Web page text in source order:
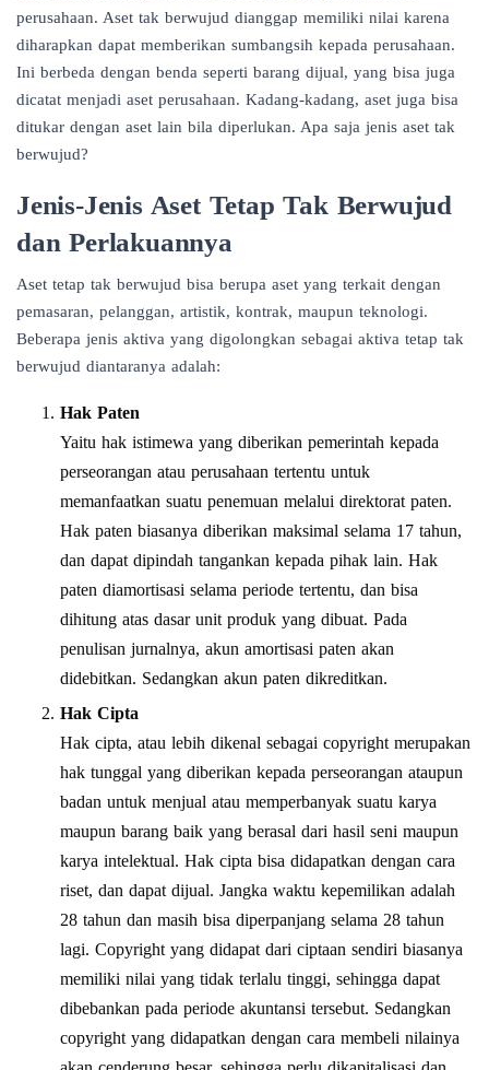
perusahaan. Aset tak berwujud dianggap memiliki nilai karena
diharapkan dapat memberikan sumbangsih kepada perusahaan.
Ini berbeda dengan benda seperti barang dijual, yang bisa juga
dicatat menjadi aset perusahaan. Kadang-kadang, aset juga bisa
ditukar dengan aset lain bila diperlukan. Apa saja jenis aset tak
berwujud?
Jenis-Jenis Aset Tetap Tak Berwujud
dan Perlakuannya
Aset tetap tak berwujud bisa berupa aset yang terkait dengan
pemasaran, pelanggan, artistik, kontrak, maupun teknologi.
Beberapa jenis aktiva yang digolongkan sebagai aktiva tetap tak
berwujud diantaranya adalah:
Hak Paten
Yaitu hak istimewa yang diberikan pemerintah kepada
perseorangan atau perusahaan tertentu untuk
memanfaatkan suatu penemuan melalui direktorat paten.
Hak paten biasanya diberikan maksimal selama 17 tahun,
dan dapat dipindah tangankan kepada pihak lain. Hak
paten diamortisasi selama periode tertentu, dan bisa
dihitung atas dasar unit produk yang dibuat. Pada
penulisan jurnalnya, akun amortisasi paten akan
didebitkan. Sedangkan akun paten dikreditkan.
Hak Cipta
Hak cipta, atau lebih dikenal sebagai copyright merupakan
hak tunggal yang diberikan kepada perseorangan ataupun
badan untuk menjual atau memperbanyak suatu karya
maupun barang baik yang berasal dari hasil seni maupun
karya intelektual. Hak cipta bisa didapatkan dengan cara
riset, dan dapat dijual. Jangka waktu kepemilikan adalah
28 tahun dan masih bisa diperpanjang selama 28 tahun
lagi. Copyright yang didapat dari ciptaan sendiri biasanya
memiliki nilai yang tidak terlalu tinggi, sehingga dapat
dibebankan pada periode akuntansi tersebut. Sedangkan
copyright yang didapatkan dengan cara membeli nilainya